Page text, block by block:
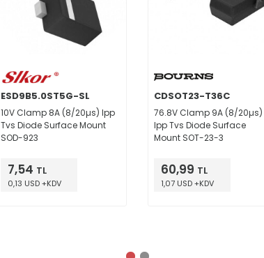
ESD9B5.0ST5G-SL
10V Clamp 8A (8/20µs) Ipp
Tvs Diode Surface Mount
SOD-923
7,54 TL
0,13 USD +KDV
CDSOT23-T36C
76.8V Clamp 9A (8/20µs)
Ipp Tvs Diode Surface
Mount SOT-23-3
60,99 TL
1,07 USD +KDV